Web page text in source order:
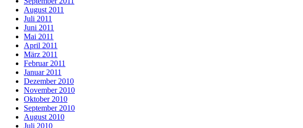
August 2011
Juli 2011
Juni 2011
Mai 2011
April 2011
März 2011
Februar 2011
Januar 2011
Dezember 2010
November 2010
Oktober 2010
September 2010
August 2010
Juli 2010